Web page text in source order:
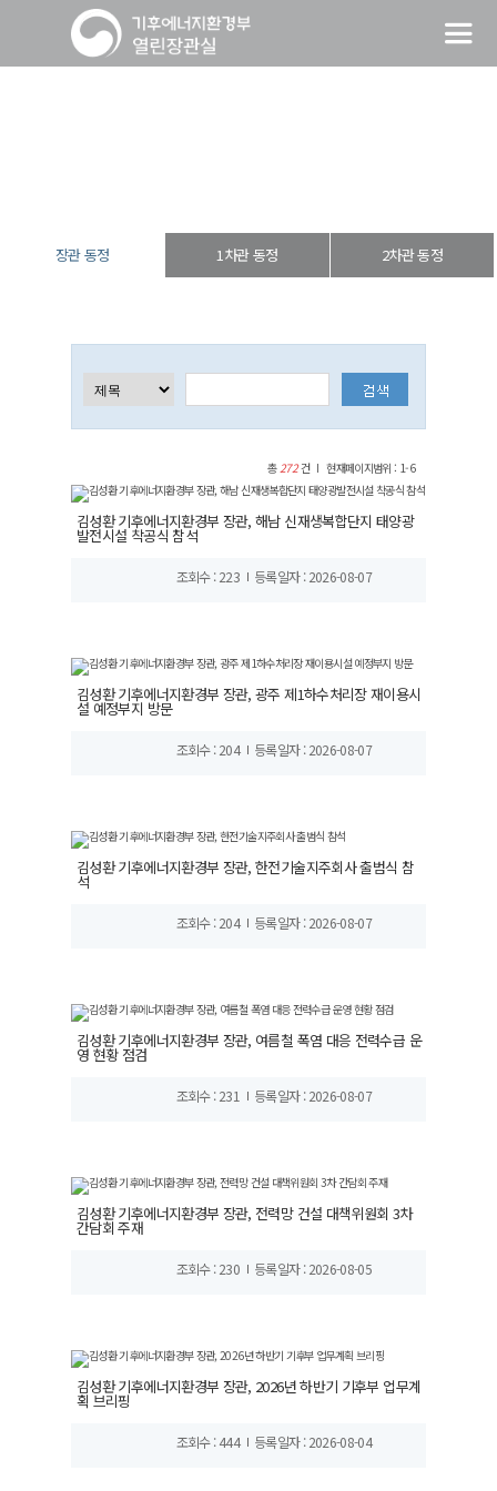
장관 동정 1차관 동정 2차관 동정
총272건 현재페이지범위 : 1-6
김성환 기후에너지환경부 장관, 해남 신재생복합단지 태양광
발전시설 착공식 참석
조회수 : 223 등록일자 : 2026-08-07
김성환 기후에너지환경부 장관, 광주 제1하수처리장 재이용시
설 예정부지 방문
조회수 : 204 등록일자 : 2026-08-07
김성환 기후에너지환경부 장관, 한전기술지주회사 출범식 참
석
조회수 : 204 등록일자 : 2026-08-07
김성환 기후에너지환경부 장관, 여름철 폭염 대응 전력수급 운
영 현황 점검
조회수 : 231 등록일자 : 2026-08-07
김성환 기후에너지환경부 장관, 전력망 건설 대책위원회 3차
간담회 주재
조회수 : 230 등록일자 : 2026-08-05
김성환 기후에너지환경부 장관, 2026년 하반기 기후부 업무계
획 브리핑
조회수 : 444 등록일자 : 2026-08-04